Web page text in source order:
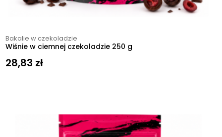
Bakalie w czekoladzie
Wiśnie w ciemnej czekoladzie 250 g
28,83 zł